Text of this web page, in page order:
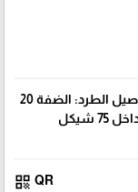
الدفع عند الإستلام, رسوم توصيل الطرد: الضفة 20
QR
qr_code